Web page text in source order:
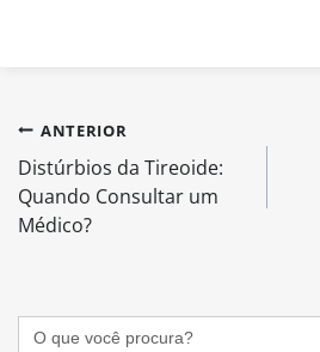
Navegação
de
Post
ANTERIOR
Distúrbios da Tireoide:
Quando Consultar um
Médico?
Search
for: